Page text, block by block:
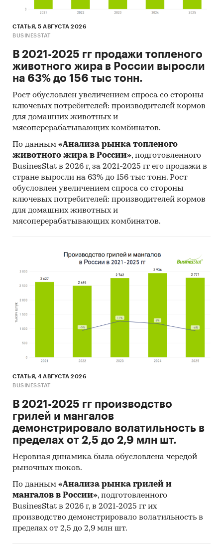
СТАТЬЯ, 5 АВГУСТА 2026
BUSINESSTAT
В 2021-2025 гг продажи топленого
животного жира в России выросли
на 63% до 156 тыс тонн.
Рост обусловлен увеличением спроса со стороны
ключевых потребителей: производителей кормов
для домашних животных и
мясоперерабатывающих комбинатов.
По данным «Анализа рынка топленого
животного жира в России», подготовленного
BusinesStat в 2026 г, за 2021-2025 гг его продажи в
стране выросли на 63% до 156 тыс тонн. Рост
обусловлен увеличением спроса со стороны
ключевых потребителей: производителей кормов
для домашних животных и
мясоперерабатывающих комбинатов.
СТАТЬЯ, 4 АВГУСТА 2026
BUSINESSTAT
В 2021-2025 гг производство
грилей и мангалов
демонстрировало волатильность в
пределах от 2,5 до 2,9 млн шт.
Неровная динамика была обусловлена чередой
рыночных шоков.
По данным «Анализа рынка грилей и
мангалов в России», подготовленного
BusinesStat в 2026 г, в 2021-2025 гг их
производство демонстрировало волатильность в
пределах от 2,5 до 2,9 млн шт.